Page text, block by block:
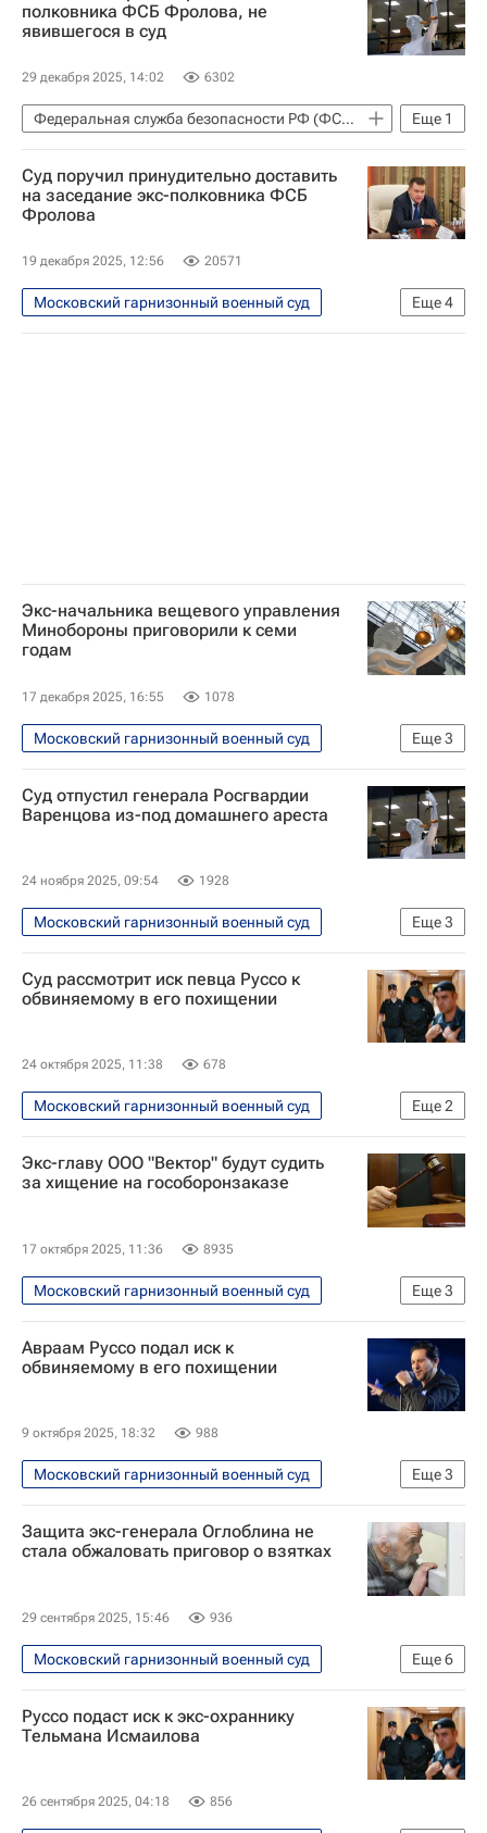
полковника ФСБ Фролова, не
явившегося в суд
29 декабря 2025, 14:02 6302
Еще 1
Федеральная служба безопасности РФ (ФСБ России)
Происшествия
Суд поручил принудительно доставить
на заседание экс-полковника ФСБ
Фролова
19 декабря 2025, 12:56 20571
Еще4
Московский гарнизонный военный суд
Происшествия
ОАЭ
Экс-начальника вещевого управления
Минобороны приговорили к семи
годам
17 декабря 2025, 16:55 1078
Еще3
Московский гарнизонный военный суд
Происшествия
Россия
Следственный комитет России (СК РФ)
Суд отпустил генерала Росгвардии
Варенцова из-под домашнего ареста
24 ноября 2025, 09:54 1928
Еще3
Московский гарнизонный военный суд
Происшествия
Суд рассмотрит иск певца Руссо к
обвиняемому в его похищении
24 октября 2025, 11:38 678
Еще2
Московский гарнизонный военный суд
Происшествия
Авраам Руссо (Ипджиян)
Экс-главу ООО "Вектор" будут судить
за хищение на гособоронзаказе
17 октября 2025, 11:36 8935
Еще3
Московский гарнизонный военный суд
Происшествия
Россия
Следственный комитет России (СК РФ)
Авраам Руссо подал иск к
обвиняемому в его похищении
9 октября 2025, 18:32 988
Еще3
Московский гарнизонный военный суд
Происшествия
Москва
Авраам Руссо (Ипджиян)
Защита экс-генерала Оглоблина не
стала обжаловать приговор о взятках
29 сентября 2025, 15:46 936
Еще6
Московский гарнизонный военный суд
Россия
Происшествия
Александр Оглоблин
Халил Арсланов
Вооруженные силы РФ
Руссо подаст иск к экс-охраннику
Тельмана Исмаилова
26 сентября 2025, 04:18 856